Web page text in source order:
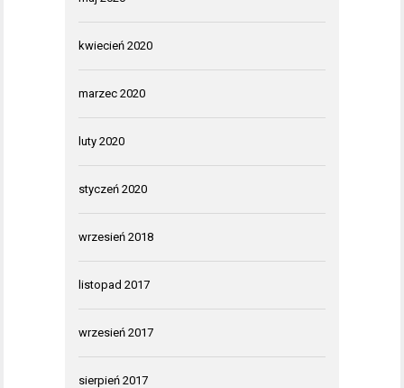
kwiecień 2020
marzec 2020
luty 2020
styczeń 2020
wrzesień 2018
listopad 2017
wrzesień 2017
sierpień 2017